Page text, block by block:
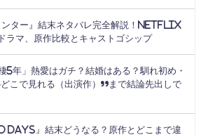
ンター』結末ネタバレ完全解説！Netflix
マ、原作比較とキャストゴシップ
5年」熱愛はガチ？結婚はある？馴れ初め・
こで見れる（出演作）”まで結論先出しで
DAYS』結末どうなる？原作とどこまで違